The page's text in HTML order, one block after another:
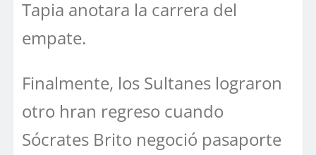
Tapia anotara la carrera del
empate.
Finalmente, los Sultanes lograron
otro hran regreso cuando
Sócrates Brito negoció pasaporte